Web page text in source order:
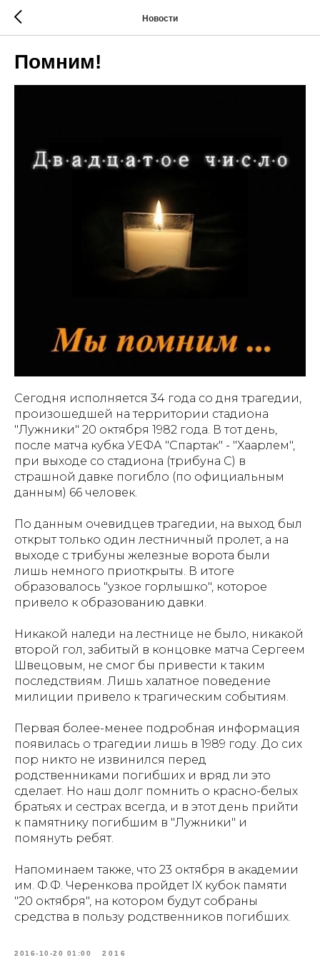
Новости
Помним!
Сегодня исполняется 34 года со дня трагедии,
произошедшей на территории стадиона
"Лужники" 20 октября 1982 года. В тот день,
после матча кубка УЕФА "Спартак" - "Хаарлем",
при выходе со стадиона (трибуна С) в
страшной давке погибло (по официальным
данным) 66 человек.
По данным очевидцев трагедии, на выход был
открыт только один лестничный пролет, а на
выходе с трибуны железные ворота были
лишь немного приоткрыты. В итоге
образовалось "узкое горлышко", которое
привело к образованию давки.
Никакой наледи на лестнице не было, никакой
второй гол, забитый в концовке матча Сергеем
Швецовым, не смог бы привести к таким
последствиям. Лишь халатное поведение
милиции привело к трагическим событиям.
Первая более-менее подробная информация
появилась о трагедии лишь в 1989 году. До сих
пор никто не извинился перед
родственниками погибших и вряд ли это
сделает. Но наш долг помнить о красно-белых
братьях и сестрах всегда, и в этот день прийти
к памятнику погибшим в "Лужники" и
помянуть ребят.
Напоминаем также, что 23 октября в академии
им. Ф.Ф. Черенкова пройдет IX кубок памяти
"20 октября", на котором будут собраны
средства в пользу родственников погибших.
2016-10-20 01:00 2016